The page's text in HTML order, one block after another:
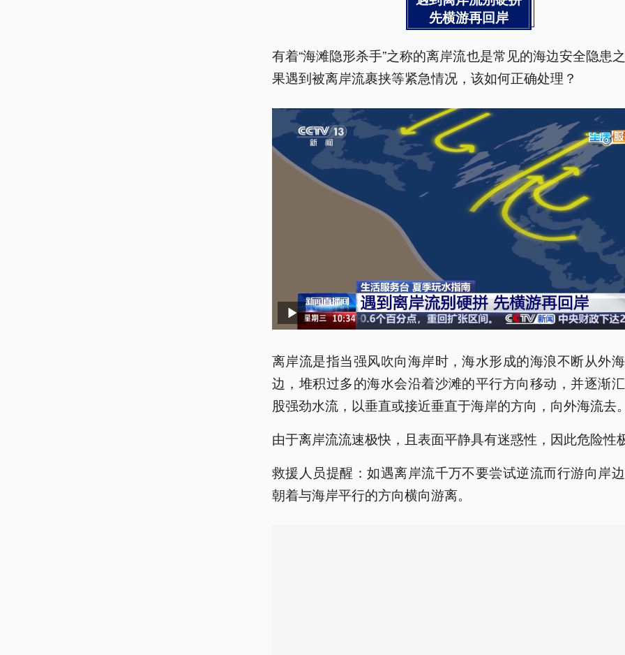
先横游再回岸
有着“海滩隐形杀手”之称的离岸流也是常见的海边安全隐患
果遇到被离岸流裹挟等紧急情况，该如何正确处理？
离岸流是指当强风吹向海岸时，海水形成的海浪不断从外
边，堆积过多的海水会沿着沙滩的平行方向移动，并逐渐
股强劲水流，以垂直或接近垂直于海岸的方向，向外海流去
由于离岸流流速极快，且表面平静具有迷惑性，因此危险性
救援人员提醒：如遇离岸流千万不要尝试逆流而行游向岸
朝着与海岸平行的方向横向游离。